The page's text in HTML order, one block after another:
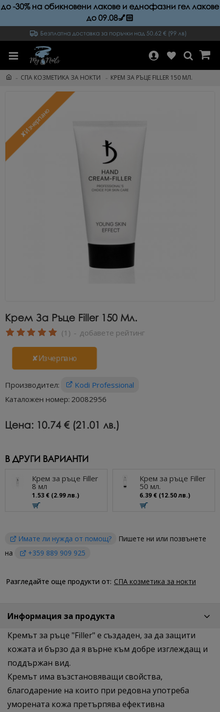
до -30% на обикновени лакове и еднофазни гел лакове
до 09.08💅🏻
Безплатна доставка за поръчки над 50.62 € (99 лв)
СПА КОЗМЕТИКА ЗА НОКТИ КРЕМ ЗА РЪЦЕ FILLER 150 МЛ.
✘Изчерпано
Крем За Ръце Filler 150 Мл.
✘Изчерпано
Производител:
Kodi Professional
Каталожен номер: 20082956
(1) - добавете рейтинг
Цена: 10.74 € (21.01 лв.)
В ДРУГИ ВАРИАНТИ
Крем за ръце Filler
8 мл
1.53 € (2.99 лв.)
Крем за ръце Filler
50 мл.
6.39 € (12.50 лв.)
Имате ли нужда от помощ?
Пишете ни или позвънете
на
+359 889 909 925
Разгледайте още продукти от: СПА козметика за нокти
Информация за продукта
Кремът за ръце "Filler" е създаден, за да защити
кожата и бързо да я върне към добре изглеждащ и
поддържан вид.
Кремът има възстановяващи свойства,
благодарение на които при редовна употреба
уморената кожа претърпява ефективна